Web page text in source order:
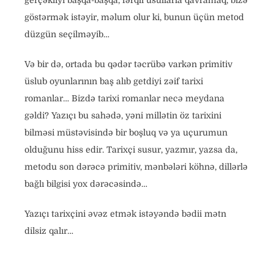
göstərmək istəyir, məlum olur ki, bunun üçün metod
düzgün seçilməyib…
Və bir də, ortada bu qədər təcrübə varkən primitiv
üslub oyunlarının baş alıb getdiyi zəif tarixi
romanlar… Bizdə tarixi romanlar necə meydana
gəldi? Yazıçı bu sahədə, yəni millətin öz tarixini
bilməsi müstəvisində bir boşluq və ya uçurumun
olduğunu hiss edir. Tarixçi susur, yazmır, yazsa da,
metodu son dərəcə primitiv, mənbələri köhnə, dillərlə
bağlı bilgisi yox dərəcəsində…
Yazıçı tarixçini əvəz etmək istəyəndə bədii mətn
dilsiz qalır…